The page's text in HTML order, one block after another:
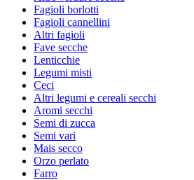
Fagioli borlotti
Fagioli cannellini
Altri fagioli
Fave secche
Lenticchie
Legumi misti
Ceci
Altri legumi e cereali secchi
Aromi secchi
Semi di zucca
Semi vari
Mais secco
Orzo perlato
Farro